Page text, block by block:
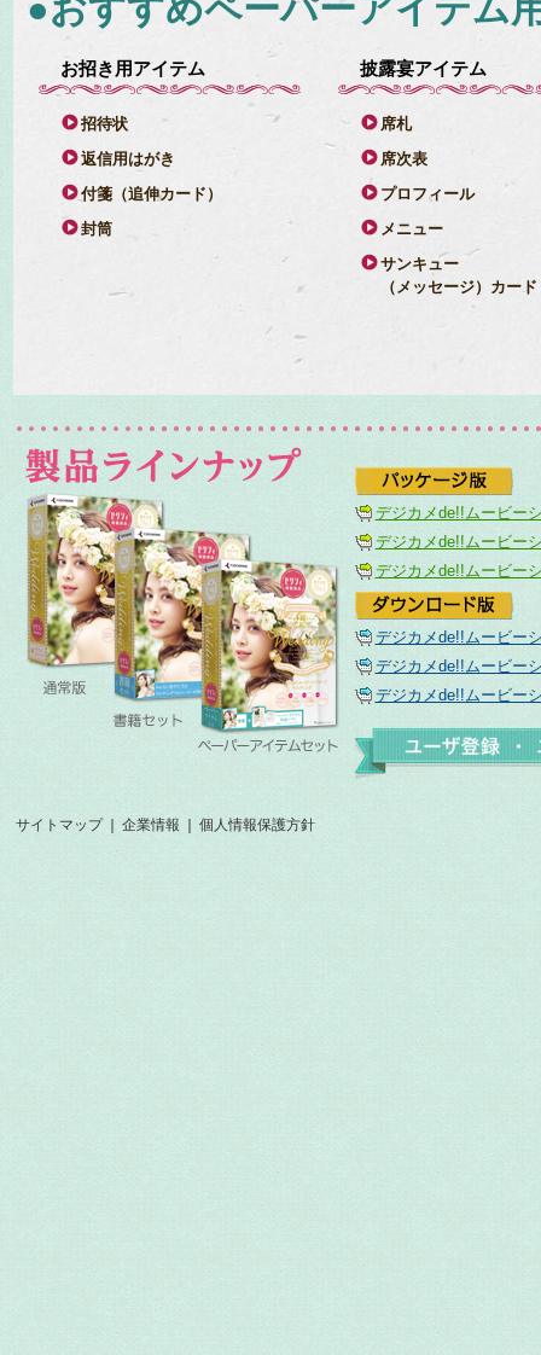
●おすすめペーパーアイテム
お招き用アイテム
招待状
返信用はがき
付箋（追伸カード）
封筒
披露宴アイテム
席札
席次表
プロフィール
メニュー
サンキュー
（メッセージ）カード
デジカメde!!ムービー
デジカメde!!ムービー
デジカメde!!ムービー
デジカメde!!ムービー
デジカメde!!ムービー
デジカメde!!ムービー
サイトマップ 企業情報 個人情報保護方針